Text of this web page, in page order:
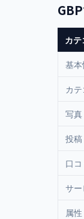
カテ
基
カ
写
投稿
口コ
サ
属性